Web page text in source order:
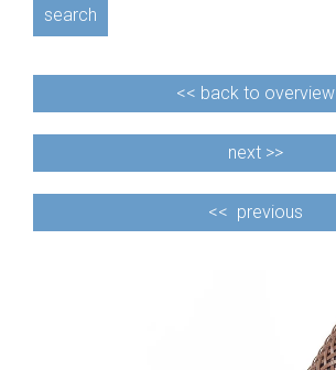
search
<< back to overview
next >>
<< previous